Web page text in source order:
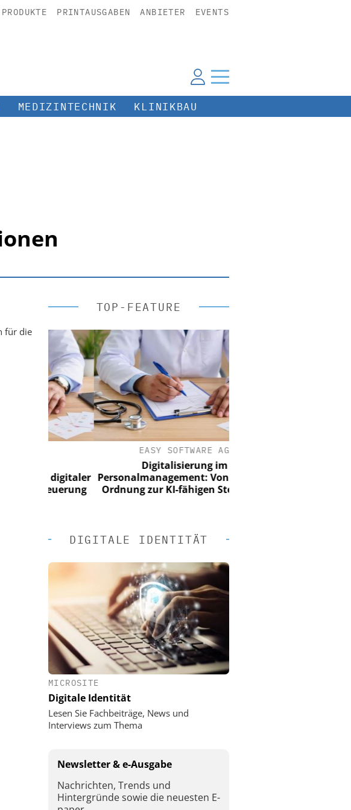
PRODUKTE PRINTAUSGABEN ANBIETER EVENTS
MEDIZINTECHNIK KLINIKBAU
für die
TOP-FEATURE
Von digitaler
Steuerung
EASY SOFTWARE AG
Digitalisierung im
Personalmanagement: Von digitaler
Ordnung zur KI-fähigen Steuerung
DIGITALE IDENTITÄT
MICROSITE
Digitale Identität
Lesen Sie Fachbeiträge, News und
Interviews zum Thema
Newsletter & e-Ausgabe
Nachrichten, Trends und
Hintergründe sowie die neuesten E-